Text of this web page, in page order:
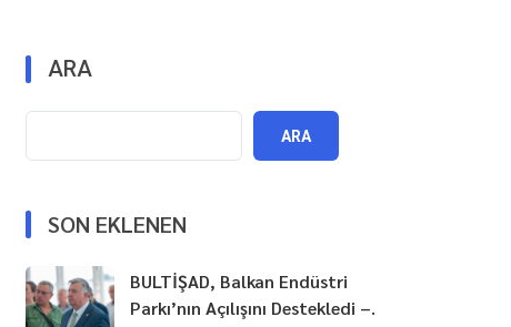
ARA
ARA
SON EKLENEN
BULTİŞAD, Balkan Endüstri
Parkı’nın Açılışını Destekledi –.